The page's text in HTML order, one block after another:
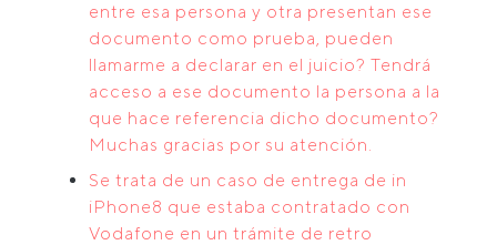
entre esa persona y otra presentan ese
documento como prueba, pueden
llamarme a declarar en el juicio? Tendrá
acceso a ese documento la persona a la
que hace referencia dicho documento?
Muchas gracias por su atención.
Se trata de un caso de entrega de in
iPhone8 que estaba contratado con
Vodafone en un trámite de retro